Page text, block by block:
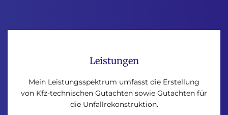
Leistungen
Mein Leistungsspektrum umfasst die Erstellung
von Kfz-technischen Gutachten sowie Gutachten für
die Unfallrekonstruktion.